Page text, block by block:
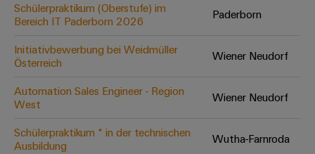
Schülerpraktikum (Oberstufe) im
Bereich IT Paderborn 2026
Paderborn
Initiativbewerbung bei Weidmüller
Österreich
Wiener Neudorf
Automation Sales Engineer - Region
West
Wiener Neudorf
Schülerpraktikum * in der technischen
Ausbildung
Wutha-Farnroda